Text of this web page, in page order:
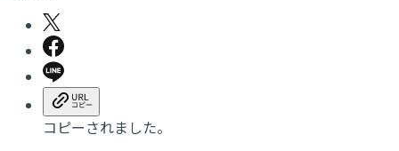
コピーされました。